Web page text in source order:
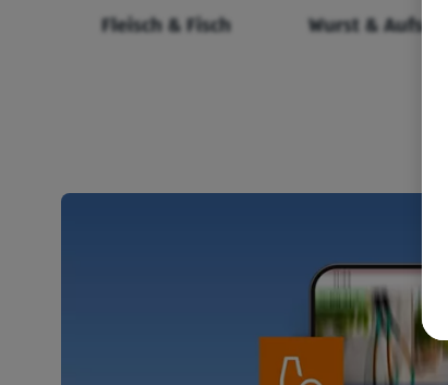
Fleisch & Fisch Wurst &